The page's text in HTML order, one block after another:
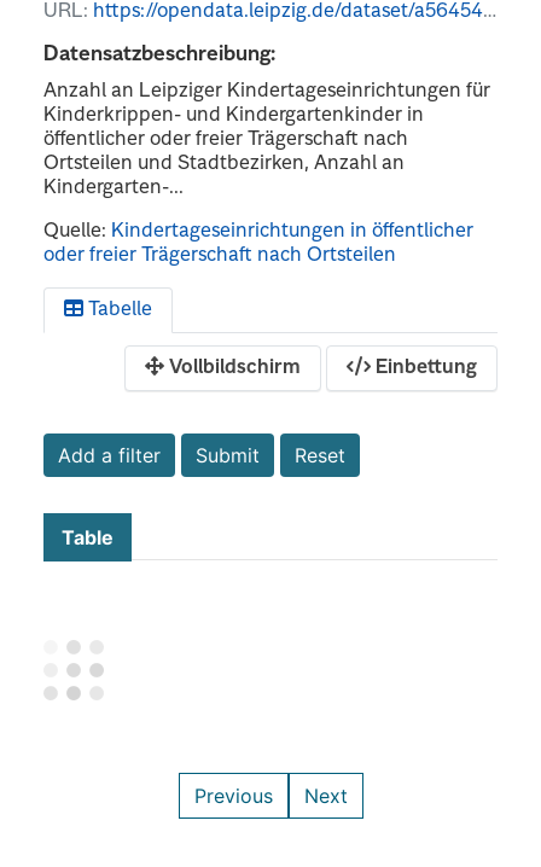
URL: https://opendata.leipzig.de/dataset/a5645464-a1be-4d20-a8e4-cb2849692fb9/resource/3ce1d143-c1f6-45d9-bdcf-a468c948fbad/download/tab2.csv
Datensatzbeschreibung:
Anzahl an Leipziger Kindertageseinrichtungen für
Kinderkrippen- und Kindergartenkinder in
öffentlicher oder freier Trägerschaft nach
Ortsteilen und Stadtbezirken, Anzahl an
Kindergarten-...
Quelle: Kindertageseinrichtungen in öffentlicher
oder freier Trägerschaft nach Ortsteilen
Tabelle
Vollbildschirm Einbettung